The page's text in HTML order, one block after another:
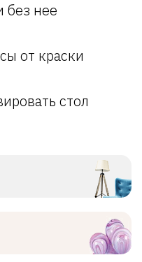
без нее
от краски
стол